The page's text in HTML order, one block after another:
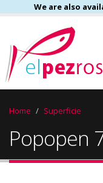
We are also
Home Superficie
Popopen